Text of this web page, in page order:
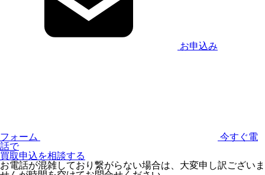
お申込み
フォーム
今すぐ電
話で
買取申込を相談する
お電話が混雑しており繋がらない場合は、大変申し訳ございま